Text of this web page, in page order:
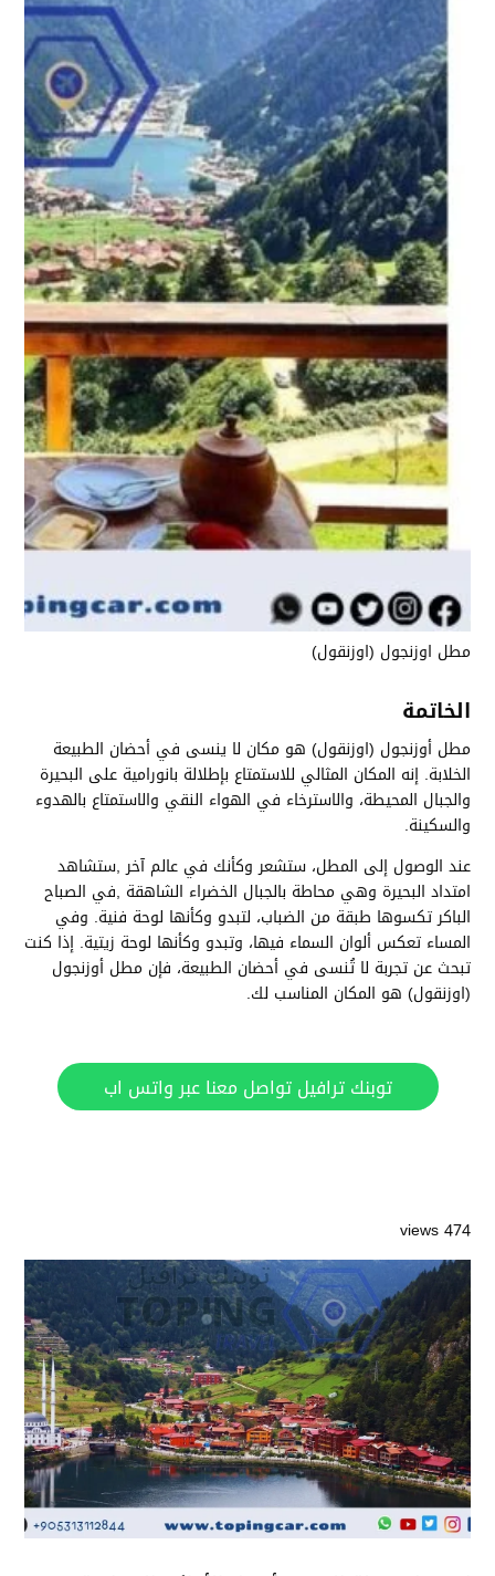
مطل اوزنجول (اوزنقول)
الخاتمة
مطل أوزنجول (اوزنقول) هو مكان لا ينسى في أحضان الطبيعة
الخلابة. إنه المكان المثالي للاستمتاع بإطلالة بانورامية على البحيرة
والجبال المحيطة، والاسترخاء في الهواء النقي والاستمتاع بالهدوء
والسكينة.
عند الوصول إلى المطل، ستشعر وكأنك في عالم آخر ,ستشاهد
امتداد البحيرة وهي محاطة بالجبال الخضراء الشاهقة ,في الصباح
الباكر تكسوها طبقة من الضباب، لتبدو وكأنها لوحة فنية. وفي
المساء تعكس ألوان السماء فيها، وتبدو وكأنها لوحة زيتية. إذا كنت
تبحث عن تجربة لا تُنسى في أحضان الطبيعة، فإن مطل أوزنجول
(اوزنقول) هو المكان المناسب لك.
توبنك ترافيل تواصل معنا عبر واتس اب
474 views